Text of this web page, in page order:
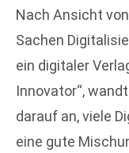
Nach Ansicht
Sachen
ein digitaler
Innovator“,
darauf an, viele
eine gute